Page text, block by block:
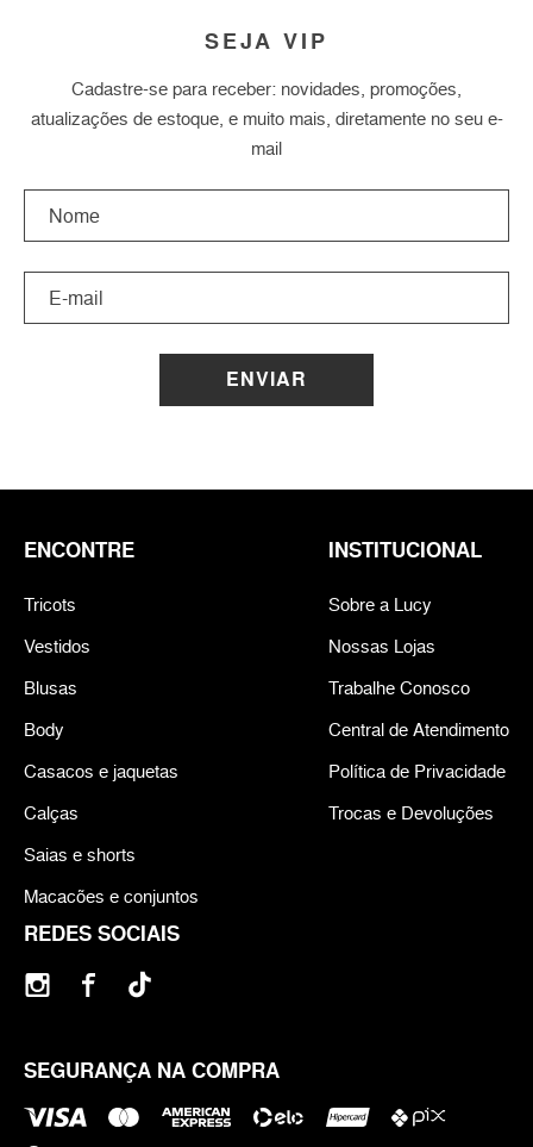
SEJA VIP
Cadastre-se para receber: novidades, promoções,
atualizações de estoque, e muito mais, diretamente no seu e-
mail
ENVIAR
REDES SOCIAIS
SEGURANÇA NA COMPRA
ENCONTRE
Tricots
Vestidos
Blusas
Body
Casacos e jaquetas
Calças
Saias e shorts
Macacões e conjuntos
INSTITUCIONAL
Sobre a Lucy
Nossas Lojas
Trabalhe Conosco
Central de Atendimento
Política de Privacidade
Trocas e Devoluções